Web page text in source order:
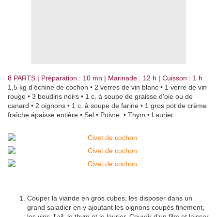
8 PARTS | Préparation : 10 mn | Marinade : 12 h | Cuisson : 1 h
1,5 kg d'échine de cochon • 2 verres de vin blanc • 1 verre de vin
rouge • 3 boudins noirs • 1 c. à soupe de graisse d'oie ou de
canard • 2 oignons • 1 c. à soupe de farine • 1 gros pot de crème
fraîche épaisse entière • Sel • Poivre • Thym • Laurier
Couper la viande en gros cubes, les disposer dans un
grand saladier en y ajoutant les oignons coupés finement,